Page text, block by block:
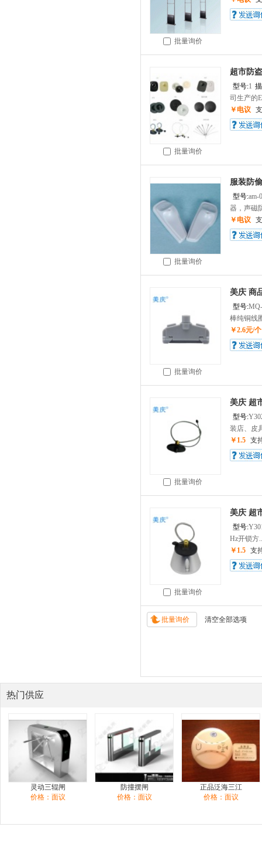
批量询价
批量询价
超市防
型号:1
司生产的
￥电议
批量询价
服装防
型号:am-
器，声磁
￥电议
批量询价
美庆 商
型号:
棒纯铜线
￥2.6元/个
批量询价
美庆 超
型号:
装店、皮
￥1.5 支
批量询价
美庆 超
型号:
Hz开锁方
￥1.5 支
热门供应
灵动三辊闸
价格：面议
防撞摆闸
价格：面议
正品泛海三江
价格：面议